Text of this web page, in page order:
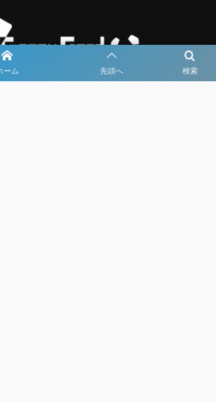
検索
ーム 先頭へ